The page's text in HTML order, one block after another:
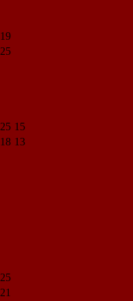
19
25
25 15
18 13
25
21